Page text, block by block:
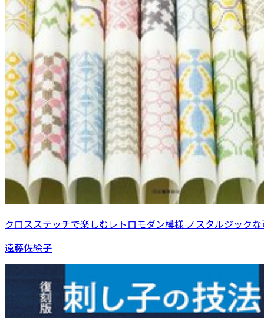
クロスステッチで楽しむレトロモダン模様 ノスタルジック
遠藤佐絵子